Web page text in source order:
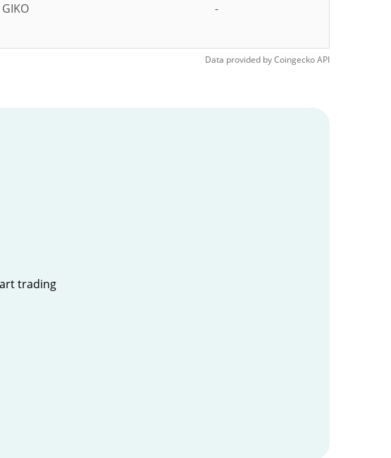
GIKO
-
Data provided byCoingeckoAPI